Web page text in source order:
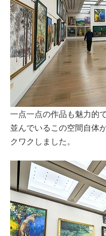
一点一点の作品も魅力的
並んでいるこの空間自体
クワクしました。